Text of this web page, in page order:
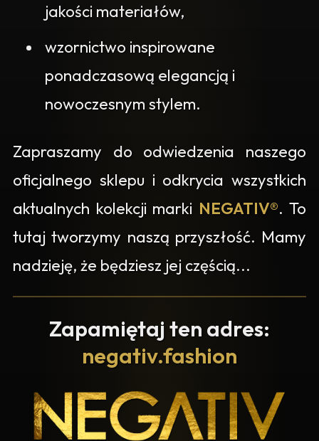
jakości materiałów,
wzornictwo inspirowane
ponadczasową elegancją i
nowoczesnym stylem.
Zapraszamy do odwiedzenia naszego
oficjalnego sklepu i odkrycia wszystkich
aktualnych kolekcji marki NEGATIV®. To
tutaj tworzymy naszą przyszłość. Mamy
nadzieję, że będziesz jej częścią...
Zapamiętaj ten adres:
negativ.fashion